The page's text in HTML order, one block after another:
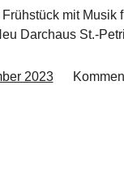
mit
Darchaus St.-
2023